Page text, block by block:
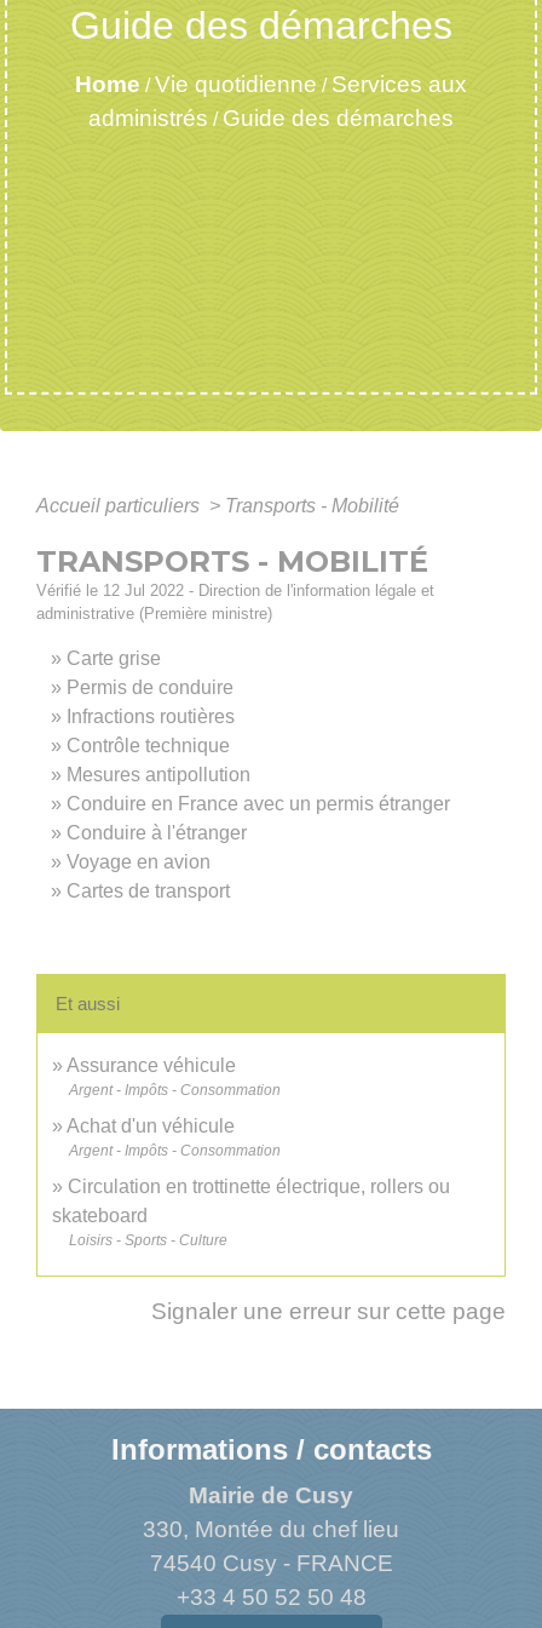
Guide des démarches
Home /Vie quotidienne / Services aux
administrés / Guide des démarches
Accueil particuliers > Transports - Mobilité
TRANSPORTS - MOBILITÉ
Vérifié le 12 Jul 2022 - Direction de l'information légale et
administrative (Première ministre)
Carte grise
Permis de conduire
Infractions routières
Contrôle technique
Mesures antipollution
Conduire en France avec un permis étranger
Conduire à l'étranger
Voyage en avion
Cartes de transport
Et aussi
Assurance véhicule
Argent - Impôts - Consommation
Achat d'un véhicule
Argent - Impôts - Consommation
Circulation en trottinette électrique, rollers ou
skateboard
Loisirs - Sports - Culture
Signaler une erreur sur cette page
Informations / contacts
Mairie de Cusy
330, Montée du chef lieu
74540 Cusy - FRANCE
+33 4 50 52 50 48